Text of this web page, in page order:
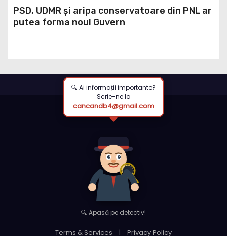
PSD, UDMR și aripa conservatoare din PNL ar
putea forma noul Guvern
🔍 Ai informații importante?
Scrie-ne la
cancandb4@gmail.com
🔍 Apasă pe detectiv!
Terms & Services | Privacy Policy